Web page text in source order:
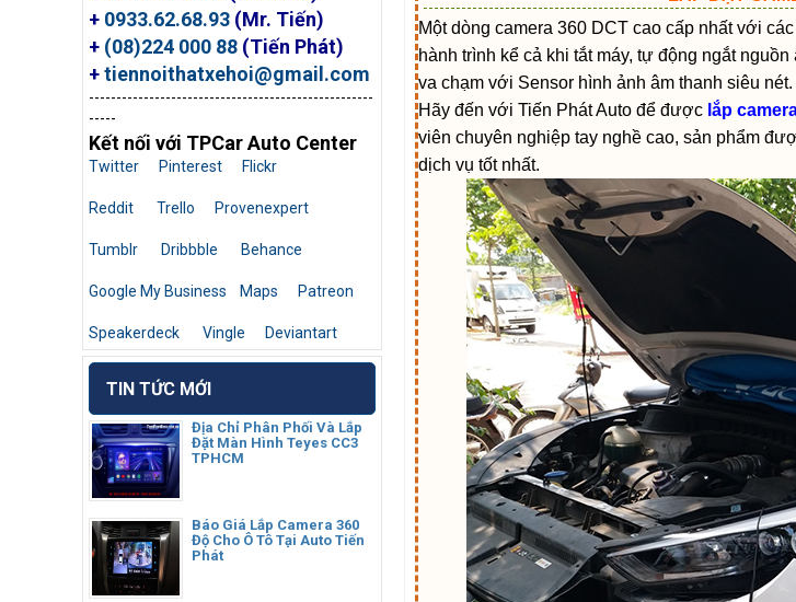
+ 0933.62.68.93 (Mr. Tiến)
+ (08)224 000 88 (Tiến Phát)
+tiennoithatxehoi@gmail.com
----------------------------------------------------
-----
Kết nối với TPCar Auto Center
Twitter Pinterest Flickr
Reddit Trello Provenexpert
Tumblr Dribbble Behance
Google My Business Maps Patreon
Speakerdeck Vingle Deviantart
TIN TỨC MỚI
Địa Chỉ Phân Phối Và Lắp
Đặt Màn Hình Teyes CC3
TPHCM
Báo Giá Lắp Camera 360
Độ Cho Ô Tô Tại Auto Tiến
Phát
Một dòng camera 360 DCT cao cấp nhất với
hành trình kể cả khi tắt máy, tự động ngắt
va chạm với Sensor hình ảnh âm thanh siêu nét.
Hãy đến với Tiến Phát Auto để được lắp
viên chuyên nghiệp tay nghề cao, sản phẩm
dịch vụ tốt nhất.